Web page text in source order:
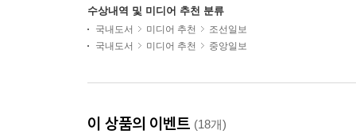
수상내역 및 미디어 추천 분류
국내도서 미디어 추천
조선일보
국내도서
미디어 추천 중앙일보
이 상품의 이벤트 (18개)